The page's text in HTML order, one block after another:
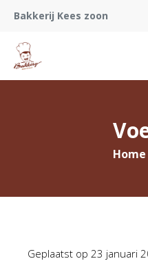
Bakkerij Kees zoon
Home
Geplaatst op 23 januari